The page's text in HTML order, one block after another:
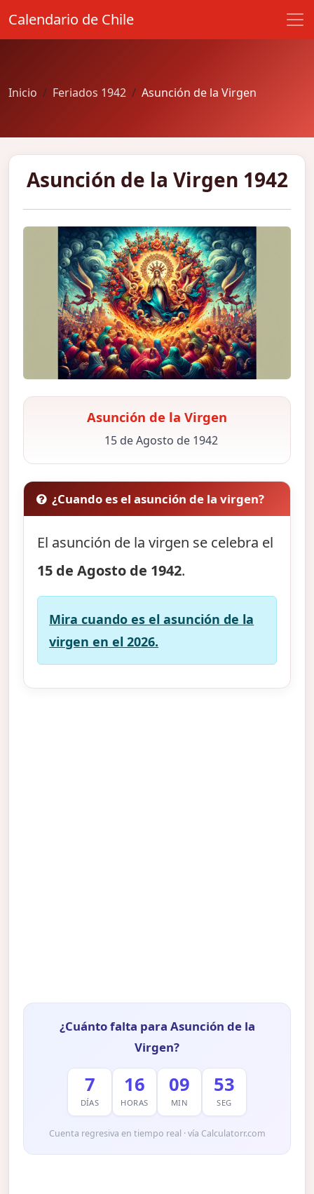
Calendario de Chile
Inicio Feriados 1942 Asunción de la Virgen
Asunción de la Virgen 1942
Asunción de la Virgen
15 de Agosto de 1942
¿Cuando es el asunción de la virgen?
El asunción de la virgen se celebra el
15 de Agosto de 1942.
Mira cuando es el asunción de la
virgen en el 2026.
¿Cuánto falta para Asunción de la
Virgen?
7
DÍAS
16
HORAS
09
MIN
52
SEG
Cuenta regresiva en tiempo real · vía Calculatorr.com